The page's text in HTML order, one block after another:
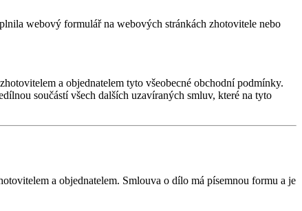
webový formulář na webových stránkách zhotovitele nebo
a objednatelem tyto všeobecné obchodní podmínky.
součástí všech dalších uzavíraných smluv, které na tyto
a objednatelem. Smlouva o dílo má písemnou formu a je